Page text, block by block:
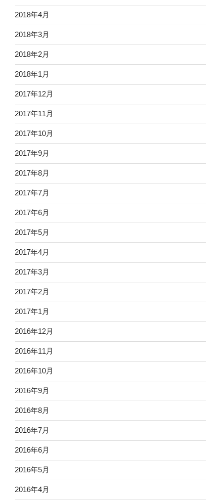
2018年4月
2018年3月
2018年2月
2018年1月
2017年12月
2017年11月
2017年10月
2017年9月
2017年8月
2017年7月
2017年6月
2017年5月
2017年4月
2017年3月
2017年2月
2017年1月
2016年12月
2016年11月
2016年10月
2016年9月
2016年8月
2016年7月
2016年6月
2016年5月
2016年4月